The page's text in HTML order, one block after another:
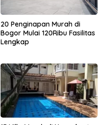
20 Penginapan Murah di
Bogor Mulai 120Ribu Fasilitas
Lengkap